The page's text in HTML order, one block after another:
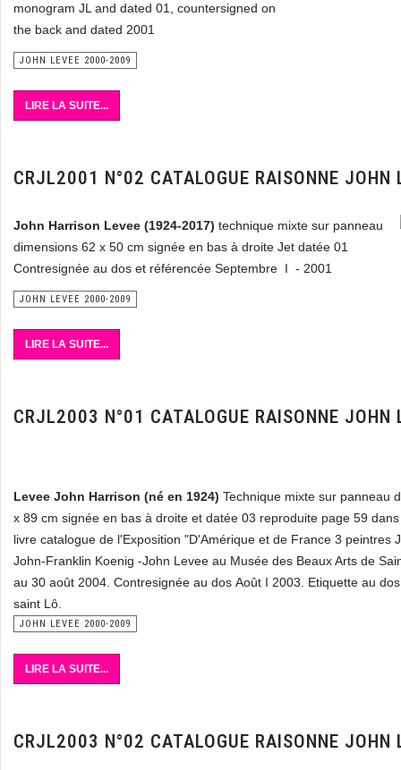
monogram JL and dated 01, countersigned on
the back and dated 2001
JOHN LEVEE 2000-2009
LIRE LA SUITE...
CRJL2001 N°02 CATALOGUE RAISONNE JOHN
John Harrison Levee (1924-2017) technique mixte sur panneau
dimensions 62 x 50 cm signée en bas à droite Jet datée 01
Contresignée au dos et référencée Septembre I - 2001
JOHN LEVEE 2000-2009
LIRE LA SUITE...
CRJL2003 N°01 CATALOGUE RAISONNE JOHN
Levee John Harrison (né en 1924) Technique mixte sur panneau
x 89 cm signée en bas à droite et datée 03 reproduite page 59
livre catalogue de l'Exposition "D'Amérique et de France 3 peintres
John-Franklin Koenig -John Levee au Musée des Beaux Arts de
au 30 août 2004. Contresignée au dos Août I 2003. Etiquette au
saint Lô.
JOHN LEVEE 2000-2009
LIRE LA SUITE...
CRJL2003 N°02 CATALOGUE RAISONNE JOHN